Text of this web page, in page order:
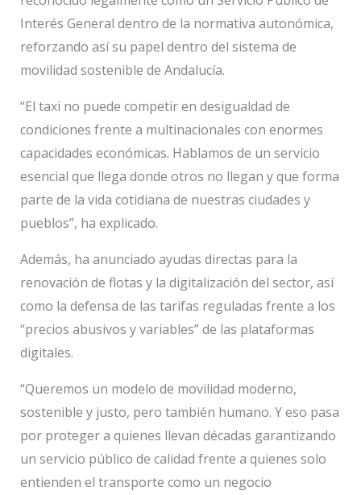
Interés General dentro de la normativa autonómica,
reforzando así su papel dentro del sistema de
movilidad sostenible de Andalucía.
“El taxi no puede competir en desigualdad de
condiciones frente a multinacionales con enormes
capacidades económicas. Hablamos de un servicio
esencial que llega donde otros no llegan y que forma
parte de la vida cotidiana de nuestras ciudades y
pueblos”, ha explicado.
Además, ha anunciado ayudas directas para la
renovación de flotas y la digitalización del sector, así
como la defensa de las tarifas reguladas frente a los
“precios abusivos y variables” de las plataformas
digitales.
“Queremos un modelo de movilidad moderno,
sostenible y justo, pero también humano. Y eso pasa
por proteger a quienes llevan décadas garantizando
un servicio público de calidad frente a quienes solo
entienden el transporte como un negocio